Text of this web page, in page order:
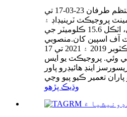
طرفان 23-03-17 تي
پروجيڪٽ ٽرينيڊاڊ ۽
ٽوباگو ۾ واقع آهي، اٽڪل 15.6 ڪلوميٽر جي
آف اسپين کان.منصوبي
جي شروعات 1 آڪٽوبر 2019 ۽ 2021 تي 17
تي ڪئي وئي. پروجيڪٽ يو ايس
اينڊ هائيڊرو پاور
وڌيڪ پڙهو